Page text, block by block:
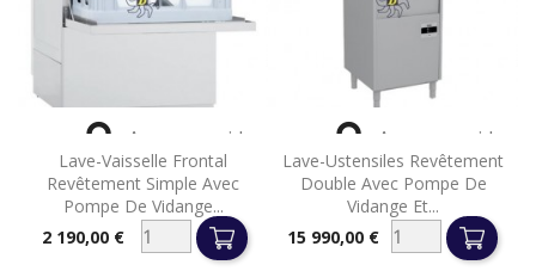
Lave-Vaisselle Frontal
Revêtement Simple Avec
Pompe De Vidange...
Prix2 190,00 €
 Aperçu rapide
Lave-Ustensiles Revêtement
Double Avec Pompe De
Vidange Et...
Prix
15 990,00 €
 Aperçu rapide